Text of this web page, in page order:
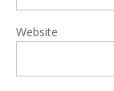
Website